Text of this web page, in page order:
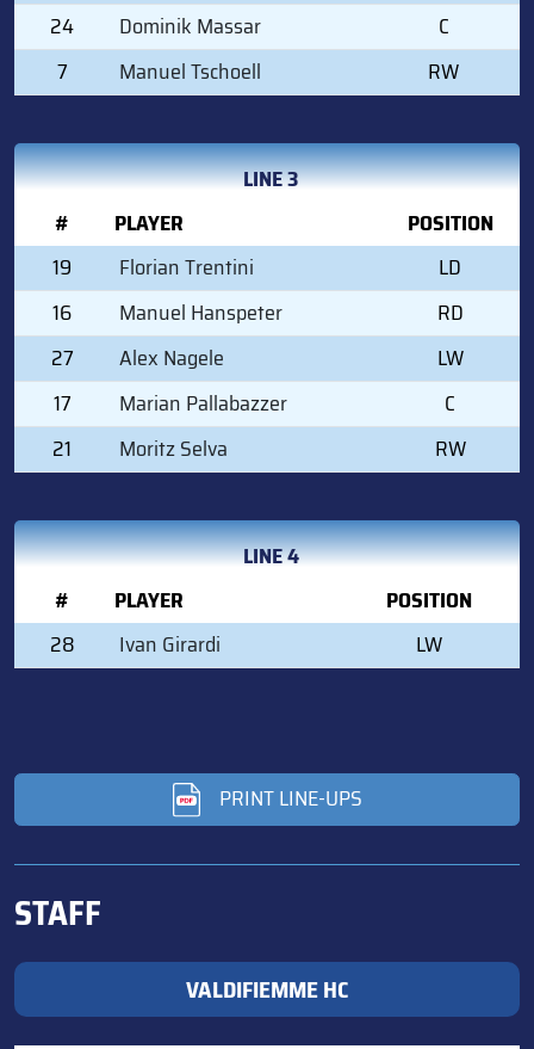
24
Dominik Massar
C
7
Manuel Tschoell RW
LINE 3
#
PLAYER
POSITION
19
Florian Trentini
LD
16
Manuel Hanspeter
RD
27
Alex Nagele
LW
17
Marian Pallabazzer
C
21
Moritz Selva RW
LINE 4
#
PLAYER
POSITION
28
Ivan Girardi LW
PRINT LINE-UPS
STAFF
VALDIFIEMME HC